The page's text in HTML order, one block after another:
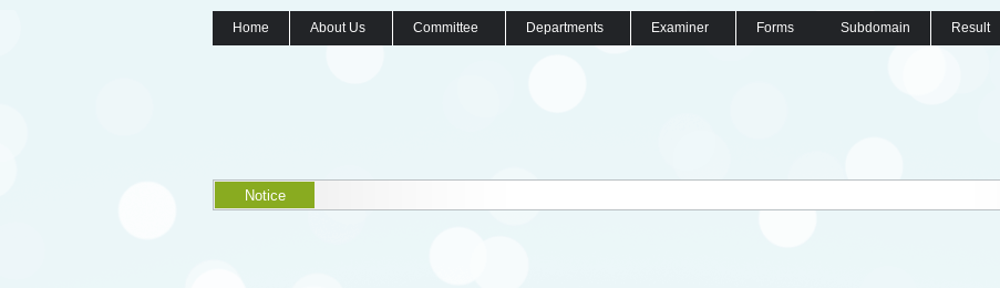
Home About Us Committee Departments Examiner Forms Subdomain Result
Notice